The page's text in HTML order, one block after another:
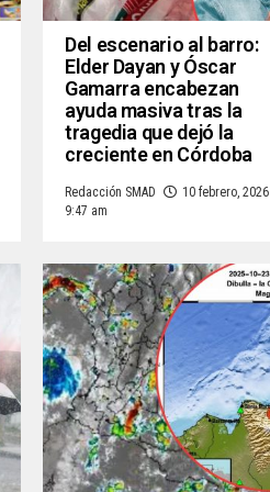
Del escenario al barro:
Elder Dayan y Óscar
Gamarra encabezan
ayuda masiva tras la
tragedia que dejó la
creciente en Córdoba
Redacción SMAD
10 febrero, 2026
9:47 am